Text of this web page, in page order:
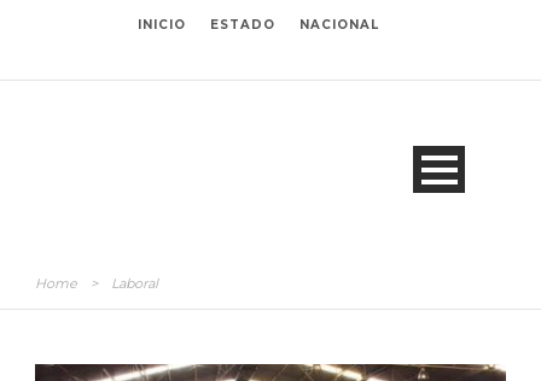
INICIO ESTADO NACIONAL
Home > Laboral